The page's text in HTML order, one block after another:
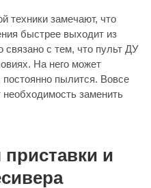
техники замечают, что
быстрее выходит из
связано с тем, что пульт ДУ
На него может
постоянно пылится. Вовсе
необходимость заменить
и